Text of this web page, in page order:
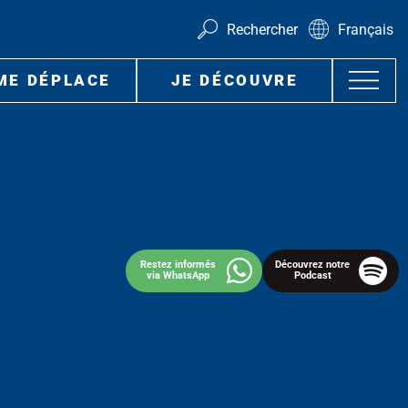
Rechercher Français
DÉPLACE JE DÉCOUVRE
Restez informés
via WhatsApp
Découvrez notre
Podcast